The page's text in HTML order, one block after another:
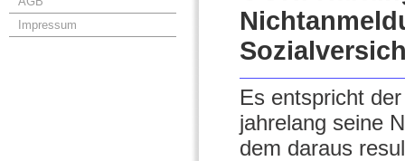
Impressum
Es entspricht
jahrelang seine
dem daraus